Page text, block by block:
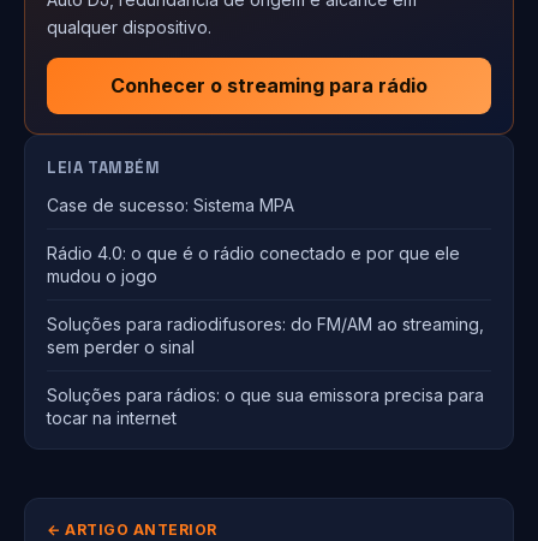
qualquer dispositivo.
Conhecer o streaming para rádio
LEIA TAMBÉM
Case de sucesso: Sistema MPA
Rádio 4.0: o que é o rádio conectado e por que ele
mudou o jogo
Soluções para radiodifusores: do FM/AM ao streaming,
sem perder o sinal
Soluções para rádios: o que sua emissora precisa para
tocar na internet
← ARTIGO ANTERIOR